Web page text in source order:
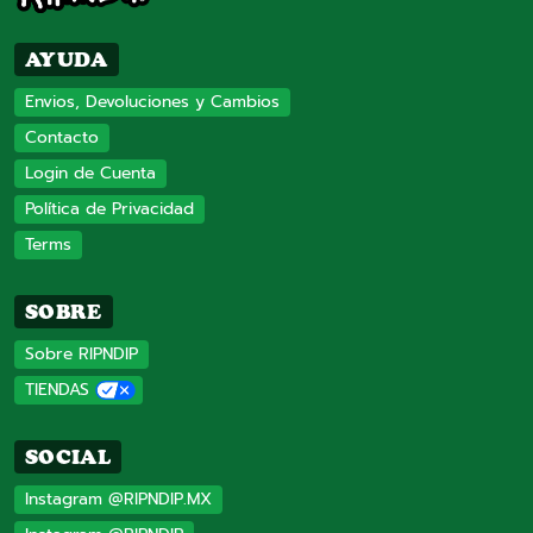
AYUDA
Envios, Devoluciones y Cambios
Contacto
Login de Cuenta
Política de Privacidad
Terms
SOBRE
Sobre RIPNDIP
TIENDAS
SOCIAL
Instagram @RIPNDIP.MX